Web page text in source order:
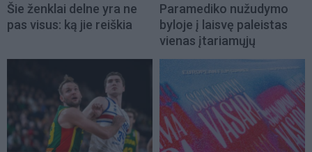
Šie ženklai delne yra ne
pas visus: ką jie reiškia
Paramediko nužudymo
byloje į laisvę paleistas
vienas įtariamųjų